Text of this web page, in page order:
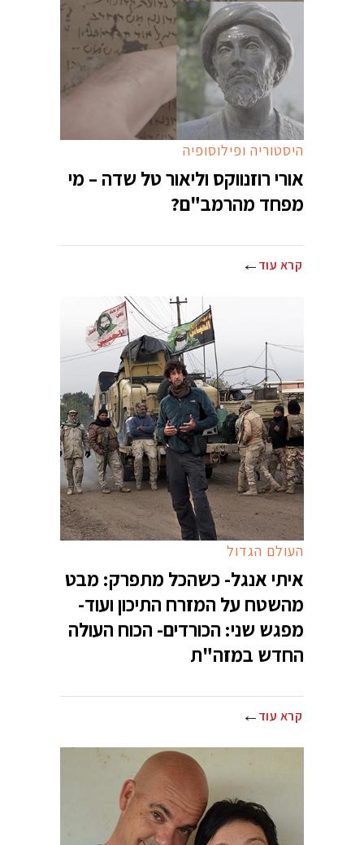
היסטוריה ופילוסופיה
אורי רוזנווקס וליאור טל שדה – מי
מפחד מהרמב"ם?
קרא עוד
העולם הגדול
איתי אנגל- כשהכל מתפרק: מבט
מהשטח על המזרח התיכון ועוד-
מפגש שני: הכורדים- הכוח העולה
החדש במזה"ת
קרא עוד